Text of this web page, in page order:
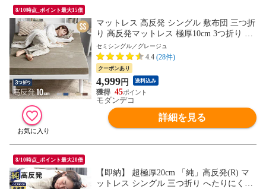
8/10時点_ポイント最大15倍
マットレス 高反発 シングル 敷布団 三つ折
り 高反発マットレス 極厚10cm 3つ折り 送
料無料 マットレス ベッドマットレス シン
グルマットレス 高反発ウレタン 折りたた
みマットレス ウレタンマットレス 洗える
カバー【セミシングル／グレージュ】小型
商品（ヤマト）
セミシングル／グレージュ
4.4 (28件)
クーポンあり
4,999円 送料込み
45
モダンデコ
詳細を見る
8/10時点_ポイント最大20倍
【即納】 超極厚20cm 「純」高反発(R) マ
ットレス シングル 三つ折り へたりにくい